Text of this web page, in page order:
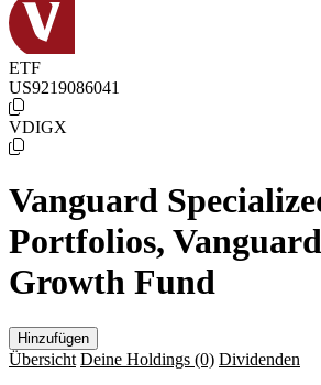
ETF
US9219086041
VDIGX
Vanguard
Portfolios,
Growth Fund
Hinzufügen
Übersicht Deine Holdings (0) Dividenden